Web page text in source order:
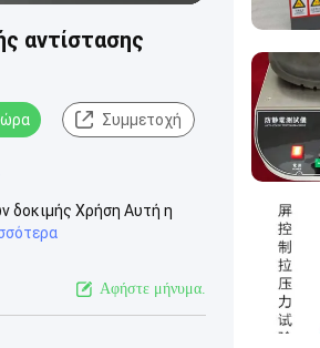
αντίστασης
Συμμετοχή
δοκιμής Χρήση Αυτή η
Αφήστε μήνυμα.